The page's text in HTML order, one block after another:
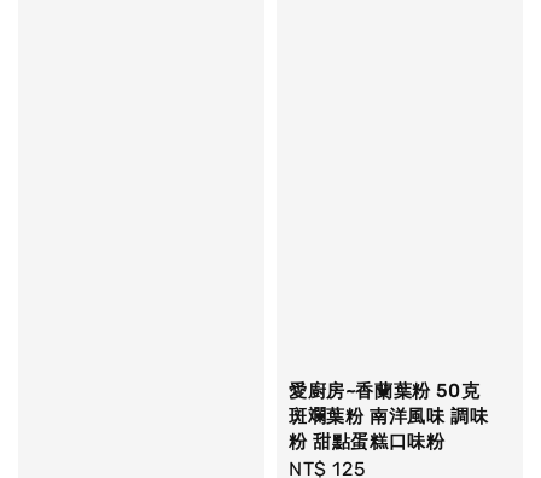
愛廚房~香蘭葉粉 50克
斑斕葉粉 南洋風味 調味
粉 甜點蛋糕口味粉
Regular
NT$ 125